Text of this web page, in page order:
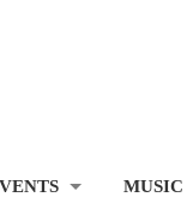
MUSIC